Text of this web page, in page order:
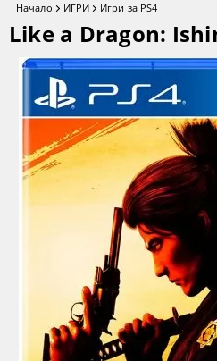
Начало ИГРИ Игри за PS4
Like a Dragon: